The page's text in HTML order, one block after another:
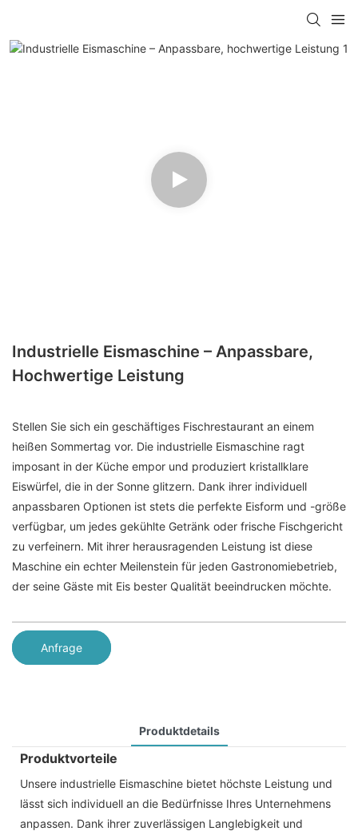
Industrielle Eismaschine – Anpassbare,
Hochwertige Leistung
Stellen Sie sich ein geschäftiges Fischrestaurant an einem
heißen Sommertag vor. Die industrielle Eismaschine ragt
imposant in der Küche empor und produziert kristallklare
Eiswürfel, die in der Sonne glitzern. Dank ihrer individuell
anpassbaren Optionen ist stets die perfekte Eisform und -größe
verfügbar, um jedes gekühlte Getränk oder frische Fischgericht
zu verfeinern. Mit ihrer herausragenden Leistung ist diese
Maschine ein echter Meilenstein für jeden Gastronomiebetrieb,
der seine Gäste mit Eis bester Qualität beeindrucken möchte.
Anfrage
Produktdetails
Produktvorteile
Unsere industrielle Eismaschine bietet höchste Leistung und
lässt sich individuell an die Bedürfnisse Ihres Unternehmens
anpassen. Dank ihrer zuverlässigen Langlebigkeit und